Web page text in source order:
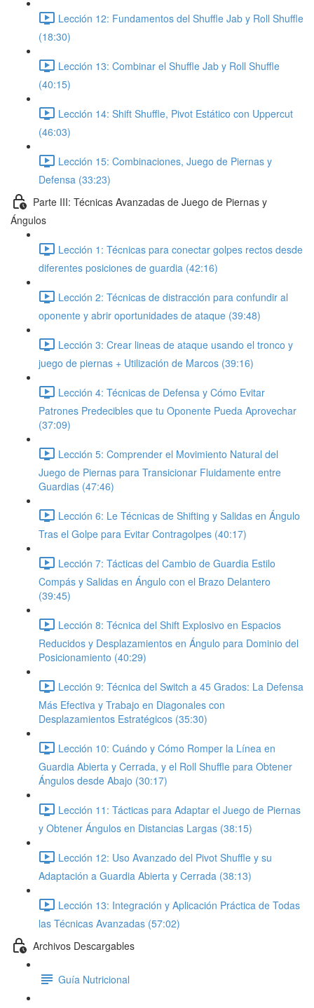
Lección 12: Fundamentos del Shuffle Jab y Roll Shuffle
(18:30)
Lección 13: Combinar el Shuffle Jab y Roll Shuffle
(40:15)
Lección 14: Shift Shuffle, Pivot Estático con Uppercut
(46:03)
Lección 15: Combinaciones, Juego de Piernas y
Defensa (33:23)
Parte III: Técnicas Avanzadas de Juego de Piernas y
Ángulos
Lección 1: Técnicas para conectar golpes rectos desde
diferentes posiciones de guardia (42:16)
Lección 2: Técnicas de distracción para confundir al
oponente y abrir oportunidades de ataque (39:48)
Lección 3: Crear lineas de ataque usando el tronco y
juego de piernas + Utilización de Marcos (39:16)
Lección 4: Técnicas de Defensa y Cómo Evitar
Patrones Predecibles que tu Oponente Pueda Aprovechar
(37:09)
Lección 5: Comprender el Movimiento Natural del
Juego de Piernas para Transicionar Fluidamente entre
Guardias (47:46)
Lección 6: Le Técnicas de Shifting y Salidas en Ángulo
Tras el Golpe para Evitar Contragolpes (40:17)
Lección 7: Tácticas del Cambio de Guardia Estilo
Compás y Salidas en Ángulo con el Brazo Delantero
(39:45)
Lección 8: Técnica del Shift Explosivo en Espacios
Reducidos y Desplazamientos en Ángulo para Dominio del
Posicionamiento (40:29)
Lección 9: Técnica del Switch a 45 Grados: La Defensa
Más Efectiva y Trabajo en Diagonales con
Desplazamientos Estratégicos (35:30)
Lección 10: Cuándo y Cómo Romper la Línea en
Guardia Abierta y Cerrada, y el Roll Shuffle para Obtener
Ángulos desde Abajo (30:17)
Lección 11: Tácticas para Adaptar el Juego de Piernas
y Obtener Ángulos en Distancias Largas (38:15)
Lección 12: Uso Avanzado del Pivot Shuffle y su
Adaptación a Guardia Abierta y Cerrada (38:13)
Lección 13: Integración y Aplicación Práctica de Todas
las Técnicas Avanzadas (57:02)
Archivos Descargables
Guía Nutricional